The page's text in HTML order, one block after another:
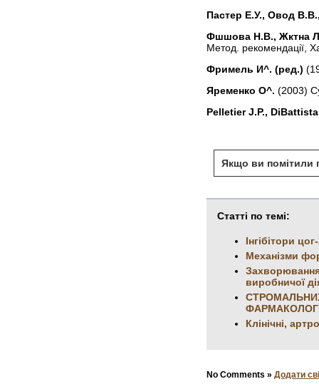
Пастер Е.У., Oвод
Фшшова H.B., Жктна
Метод. рекомендації,
Фримель И^. (ред.)
Яременко O^. (2003)
Pelletier J.P.,
Якщо ви помітили
Статті по темі:
Інгібітори
Механізми
виробничої
Клінічні,
No Comments » Додати